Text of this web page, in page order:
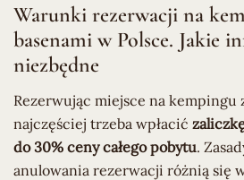
Warunki rezerwacji na
basenami w Polsce. Jakie
niezbędne
Rezerwując miejsce na kempingu
najczęściej trzeba wpłacić
do 30% ceny całego pobytu.
anulowania rezerwacji różnią się